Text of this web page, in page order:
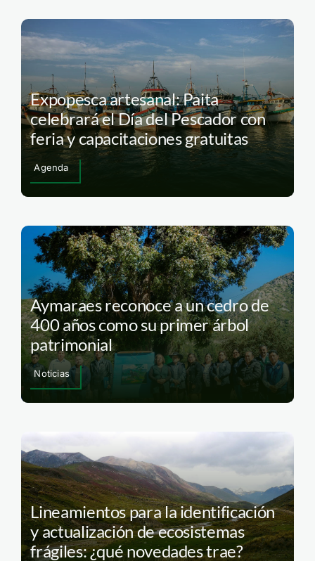
Expopesca artesanal: Paita
celebrará el Día del Pescador con
feria y capacitaciones gratuitas
Agenda
Aymaraes reconoce a un cedro de
400 años como su primer árbol
patrimonial
Noticias
Lineamientos para la identificación
y actualización de ecosistemas
frágiles: ¿qué novedades trae?